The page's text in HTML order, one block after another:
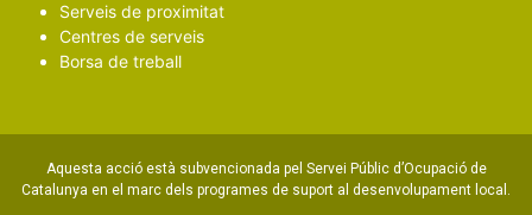
Serveis de proximitat
Centres de serveis
Borsa de treball
Aquesta acció està subvencionada pel Servei Públic d’Ocupació de
Catalunya en el marc dels programes de suport al desenvolupament local.